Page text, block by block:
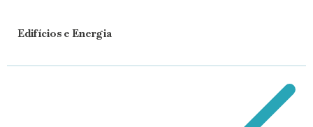
Edifícios e Energia